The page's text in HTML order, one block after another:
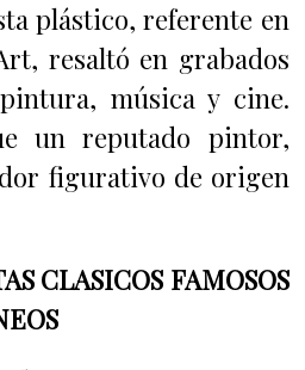
plástico, referente en
resaltó en grabados
música y cine.
un reputado pintor,
figurativo de origen
CLASICOS FAMOSOS